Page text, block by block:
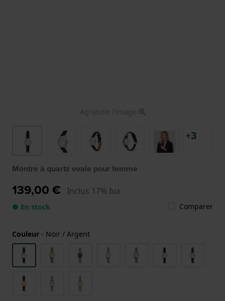
Agrandir l'image
+3
Montre à quartz ovale pour femme
139,00 € Inclus 17% Iva
● En stock Comparer
Couleur - Noir / Argent